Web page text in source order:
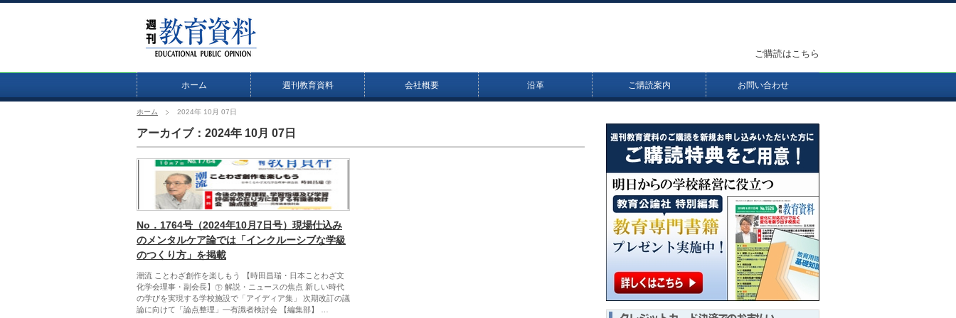
ホーム 週刊教育資料 会社概要 沿革 ご購読案内 お問い合わせ
ご購読はこちら
ホーム 2024年 10月 07日
アーカイブ：2024年 10月 07日
No．1764号（2024年10月7日号）現場仕込み
のメンタルケア論では「インクルーシブな学級
のつくり方」を掲載
潮流 ことわざ創作を楽しもう 【時田昌瑞・日本ことわざ文
化学会理事・副会長】㊦ 解説・ニュースの焦点 新しい時代
の学びを実現する学校施設で「アイディア集」 次期改訂の議
論に向けて「論点整理」―有識者検討会 【編集部】 …